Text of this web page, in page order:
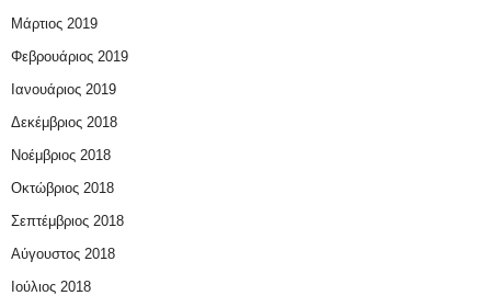
Μάρτιος 2019
Φεβρουάριος 2019
Ιανουάριος 2019
Δεκέμβριος 2018
Νοέμβριος 2018
Οκτώβριος 2018
Σεπτέμβριος 2018
Αύγουστος 2018
Ιούλιος 2018